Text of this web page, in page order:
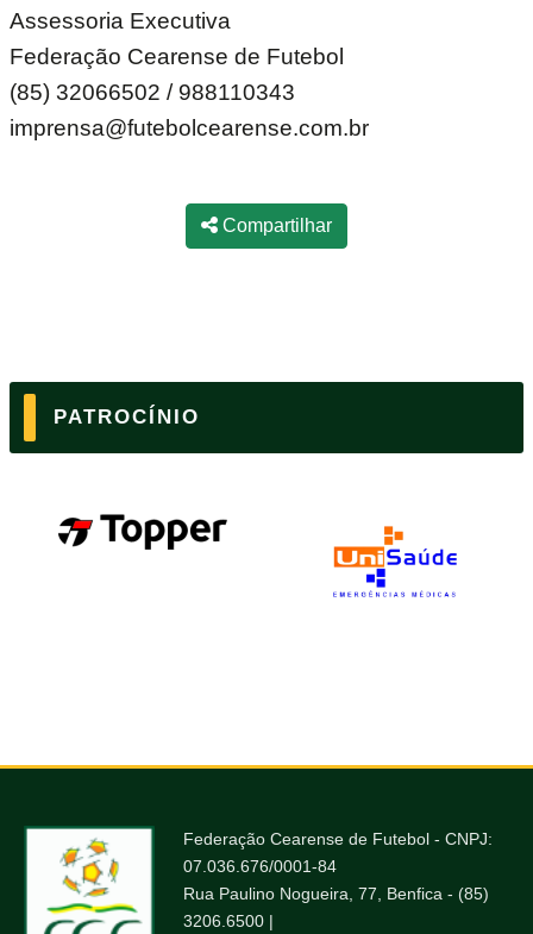
Assessoria Executiva
Federação Cearense de Futebol
(85) 32066502 / 988110343
imprensa@futebolcearense.com.br
Compartilhar
PATROCÍNIO
Federação Cearense de Futebol - CNPJ:
07.036.676/0001-84
Rua Paulino Nogueira, 77, Benfica - (85)
3206.6500 |